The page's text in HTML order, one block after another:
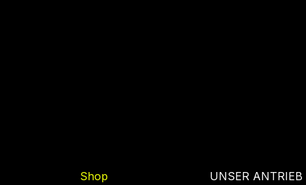
Shop
UNSER ANTRIEB